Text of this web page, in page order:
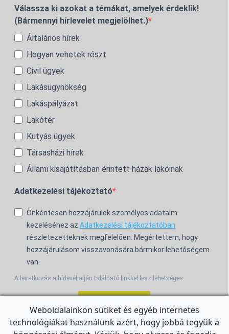
Válassza ki azokat a témákat, amelyek érdeklik!
(Bármennyi hírlevelet megjelölhet.)
Általános hírek
Hogyan vehetek részt
Civil ügyek
Lakásügynökség
Lakáspályázat
Lakótér
Kutyás ügyek
Társasházi hírek
Állami kisajátításban érintett házak lakóinak
Adatkezelési tájékoztató
Önkéntesen hozzájárulok személyes adataim
kezeléséhez az Adatkezelési tájékoztatóban
részletezetteknek megfelelően. Megértettem, hogy
hozzájárulásom visszavonására bármikor lehetőségem
van.
A leiratkozás a hírlevél alján található linkkel lesz lehetséges.
For the English Newsletter, clickHERE.
Weboldalainkon sütiket és egyéb internetes
technológiákat használunk azért, hogy jobbá tegyük a